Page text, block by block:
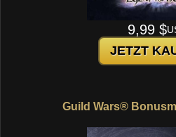
9,99 $
JETZT
Guild Wars®